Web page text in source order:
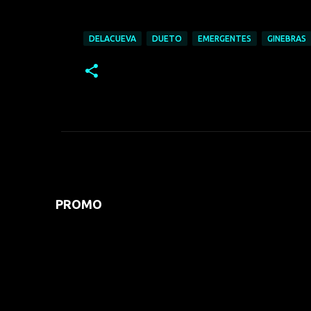
DELACUEVA DUETO EMERGENTES GINEBRAS
PROMO